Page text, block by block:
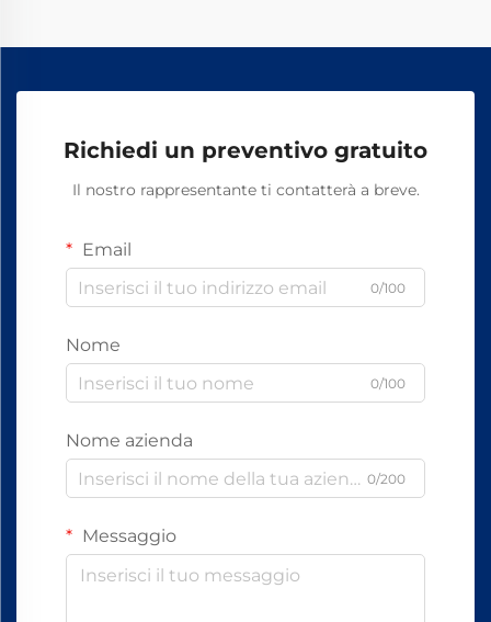
Richiedi un preventivo gratuito
Il nostro rappresentante ti contatterà a breve.
Email
0/100
Nome
0/100
Nome azienda
0/200
Messaggio